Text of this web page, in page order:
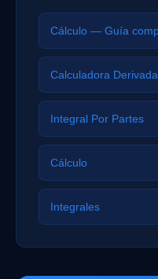
Cálculo — Guía
Calculadora
Integral Por Partes
Cálculo
Integrales